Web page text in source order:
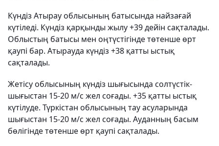
Күндіз Атырау облысының батысында найзағай
күтіледі. Күндіз қарқынды жылу +39 дейін сақталады.
Облыстың батысы мен оңтүстігінде төтенше өрт
қаупі бар. Атырауда күндіз +38 қатты ыстық
сақталады.
Жетісу облысының күндіз шығысында солтүстік-
шығыстан 15-20 м/с жел соғады. +35 қатты ыстық
күтілуде. Түркістан облысының тау асуларында
шығыстан 15-20 м/с жел соғады. Ауданның басым
бөлігінде төтенше өрт қаупі сақталады.